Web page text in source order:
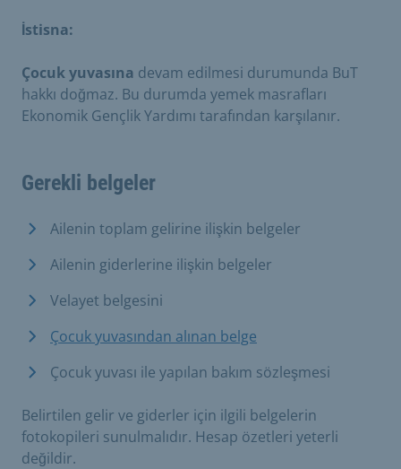
İstisna:
Çocuk yuvasına devam edilmesi durumunda BuT
hakkı doğmaz. Bu durumda yemek masrafları
Ekonomik Gençlik Yardımı tarafından karşılanır.
Gerekli belgeler
Ailenin toplam gelirine ilişkin belgeler
Ailenin giderlerine ilişkin belgeler
Velayet belgesini
Çocuk yuvasından alınan belge
Çocuk yuvası ile yapılan bakım sözleşmesi
Belirtilen gelir ve giderler için ilgili belgelerin
fotokopileri sunulmalıdır. Hesap özetleri yeterli
değildir.